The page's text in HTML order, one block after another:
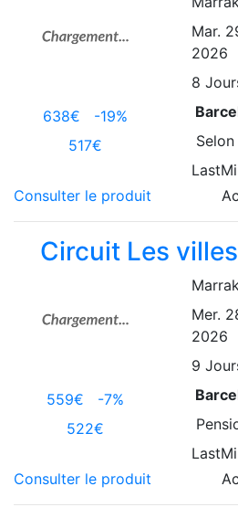
638€ -19%
517€
Mar.
2026
8
Consulter le produit
Circuit Les
559€ -7%
522€
Mer.
2026
9
Consulter le produit